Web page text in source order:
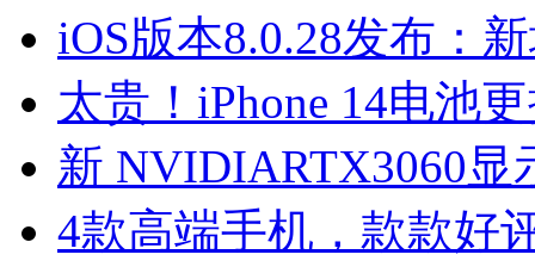
iOS版本8.0.28发布：
太贵！iPhone 14电池
新 NVIDIARTX3060显
4款高端手机，款款好